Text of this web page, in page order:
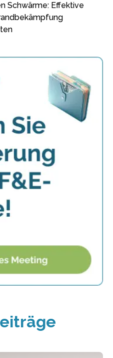
Schwärme: Effektive